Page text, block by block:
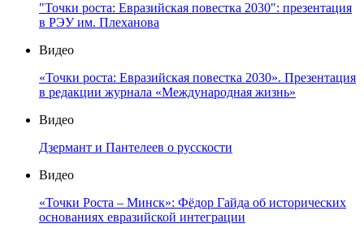
"Точки роста: Евразийская повестка 2030": презентация
в РЭУ им. Плеханова
Видео
«Точки роста: Евразийская повестка 2030». Презентация
в редакции журнала «Международная жизнь»
Видео
Дзермант и Пантелеев о русскости
Видео
«Точки Роста – Минск»: Фёдор Гайда об исторических
основаниях евразийской интеграции